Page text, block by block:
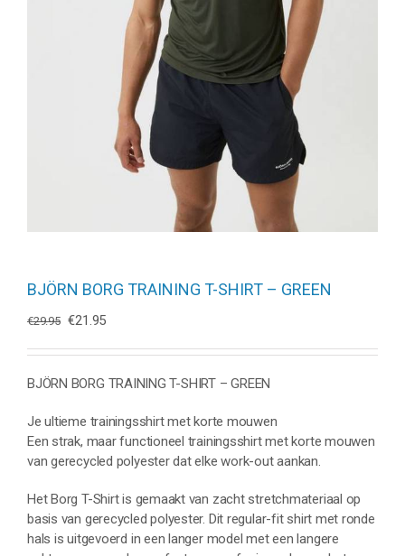
BJÖRN BORG TRAINING T-SHIRT – GREEN
€29.95 Oorspronkelijke
was:
€29.95.
€21.95Huidige
is:
€21.95.
BJÖRN BORG TRAINING T-SHIRT – GREEN
Je ultieme trainingsshirt met korte mouwen
Een strak, maar functioneel trainingsshirt met korte mouwen
van gerecycled polyester dat elke work-out aankan.
Het Borg T-Shirt is gemaakt van zacht stretchmateriaal op
basis van gerecycled polyester. Dit regular-fit shirt met ronde
hals is uitgevoerd in een langer model met een langere